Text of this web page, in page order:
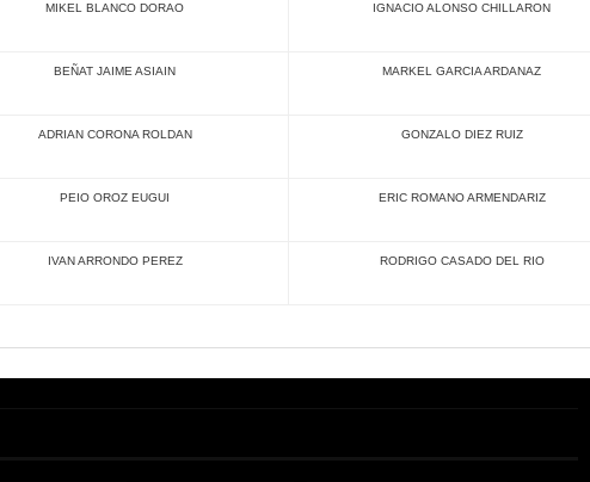
MIKEL BLANCO DORAO IGNACIO ALONSO CHILLARON
BEÑAT JAIME ASIAIN MARKEL GARCIA ARDANAZ
ADRIAN CORONA ROLDAN GONZALO DIEZ RUIZ
PEIO OROZ EUGUI ERIC ROMANO ARMENDARIZ
IVAN ARRONDO PEREZ RODRIGO CASADO DEL RIO